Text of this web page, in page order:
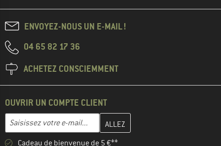
ENVOYEZ-NOUS UN E-MAIL !
04 65 82 17 36
ACHETEZ CONSCIEMMENT
OUVRIR UN COMPTE CLIENT
Adresse e-mail
Entrez votre adresse e-mail ici et créez votre compte client à la
Cadeau de bienvenue de 5 €**